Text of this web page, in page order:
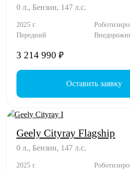
0 л., Бензин, 147 л.с.
2025 г.
Передний
3 214 990 ₽
Оставить заявку
Geely Cityray Flagship
0 л., Бензин, 147 л.с.
2025 г.